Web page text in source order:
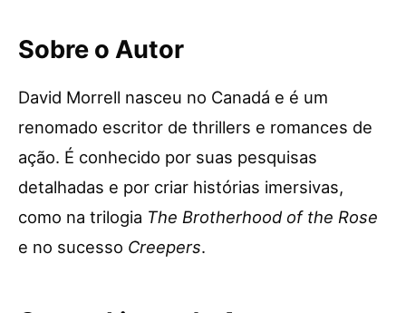
Sobre o Autor
David Morrell nasceu no Canadá e é um
renomado escritor de thrillers e romances de
ação. É conhecido por suas pesquisas
detalhadas e por criar histórias imersivas,
como na trilogia The Brotherhood of the Rose
e no sucesso Creepers.